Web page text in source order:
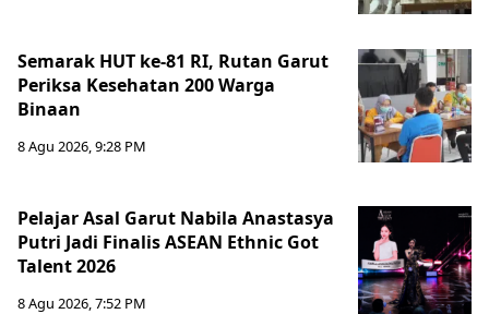
Semarak HUT ke-81 RI, Rutan Garut
Periksa Kesehatan 200 Warga
Binaan
8 Agu 2026, 9:28 PM
Pelajar Asal Garut Nabila Anastasya
Putri Jadi Finalis ASEAN Ethnic Got
Talent 2026
8 Agu 2026, 7:52 PM